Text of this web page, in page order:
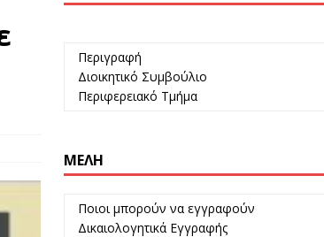
Περιγραφή
Διοικητικό Συμβούλιο
Περιφερειακό Τμήμα
ΜΈΛΗ
Ποιοι μπορούν να εγγραφούν
Δικαιολογητικά Εγγραφής